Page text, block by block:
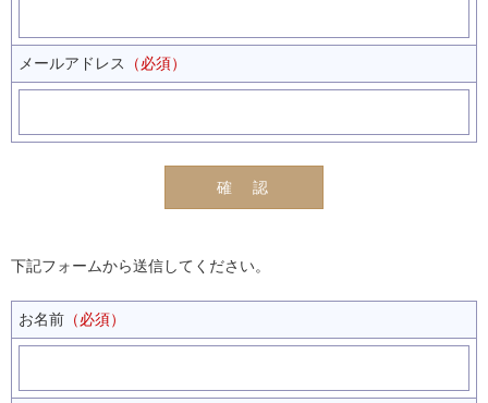
メールアドレス （必須）
下記フォームから送信してください。
お名前 （必須）